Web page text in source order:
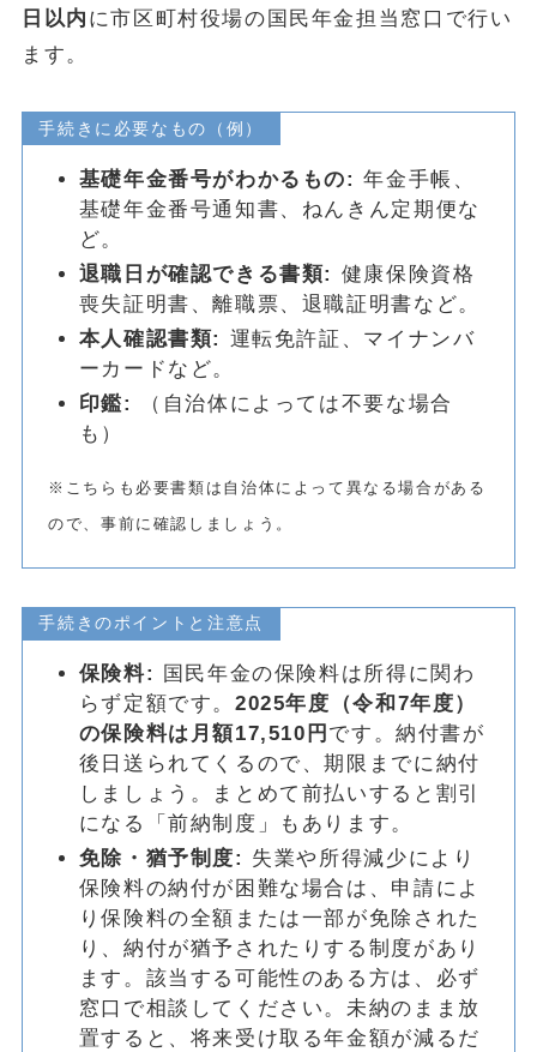
日以内 に市区町村役場の国民年金担当窓口で行い
ます。
手続きに必要なもの（例）
基礎年金番号がわかるもの: 年金手帳、
基礎年金番号通知書、ねんきん定期便な
ど。
退職日が確認できる書類: 健康保険資格
喪失証明書、離職票、退職証明書など。
本人確認書類: 運転免許証、マイナンバ
ーカードなど。
印鑑:
（自治体によっては不要な場合
も）
※こちらも必要書類は自治体によって異なる場合がある
ので、事前に確認しましょう。
手続きのポイントと注意点
保険料:
国民年金の保険料は所得に関わ
らず定額です。 2025年度（令和7年度）
の保険料は月額17,510円 です。納付書が
後日送られてくるので、期限までに納付
しましょう。まとめて前払いすると割引
になる「前納制度」もあります。
免除・猶予制度: 失業や所得減少により
保険料の納付が困難な場合は、申請によ
り保険料の全額または一部が免除された
り、納付が猶予されたりする制度があり
ます。該当する可能性のある方は、必ず
窓口で相談してください。未納のまま放
置すると、将来受け取る年金額が減るだ